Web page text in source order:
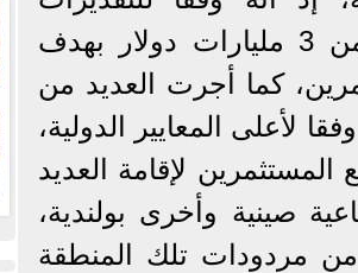
الرسمية، بلغ حجم الاستثمار ما يقرب من 3 مليارات دولار بهدف
كما أجرت العديد من
لأعلى المعايير الدولية،
لإقامة العديد
صينية وأخرى بولندية،
مردودات تلك المنطقة